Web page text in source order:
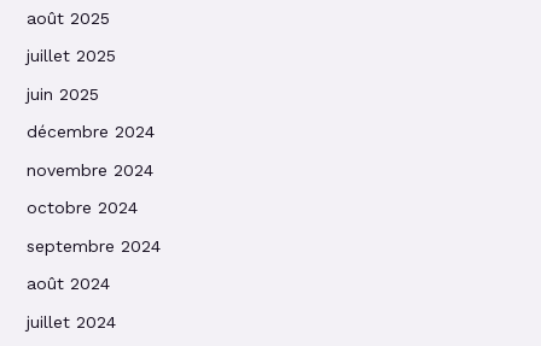
août 2025
juillet 2025
juin 2025
décembre 2024
novembre 2024
octobre 2024
septembre 2024
août 2024
juillet 2024